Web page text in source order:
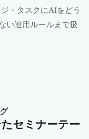
・タスクにAIをどう
い運用ルールまで扱
セミナーテー